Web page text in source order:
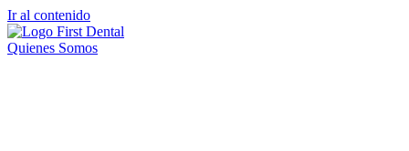
Ir al contenido
Quienes Somos